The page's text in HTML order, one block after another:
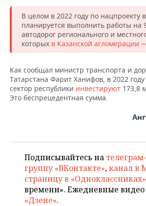
В целом в 2022 году по нацпроекту
планируется выполнить работы на
автодорог регионального и
которых в Казанской агломерации
Как сообщал министр транспорта и
Татарстана Фарит Ханифов, в 2022
сектор республики инвестируют 173,8
Это беспрецедентная сумма.
Подписывайтесь на
группу «ВКонтакте»,канал в
страницу в «Одноклассниках»
времени». Ежедневные
«Дзене».